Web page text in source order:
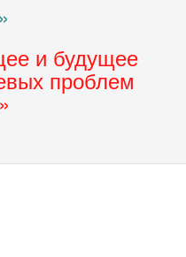
и будущее
проблем